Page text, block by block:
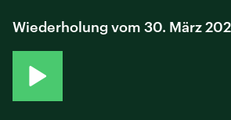
Wiederholung vom 30. März